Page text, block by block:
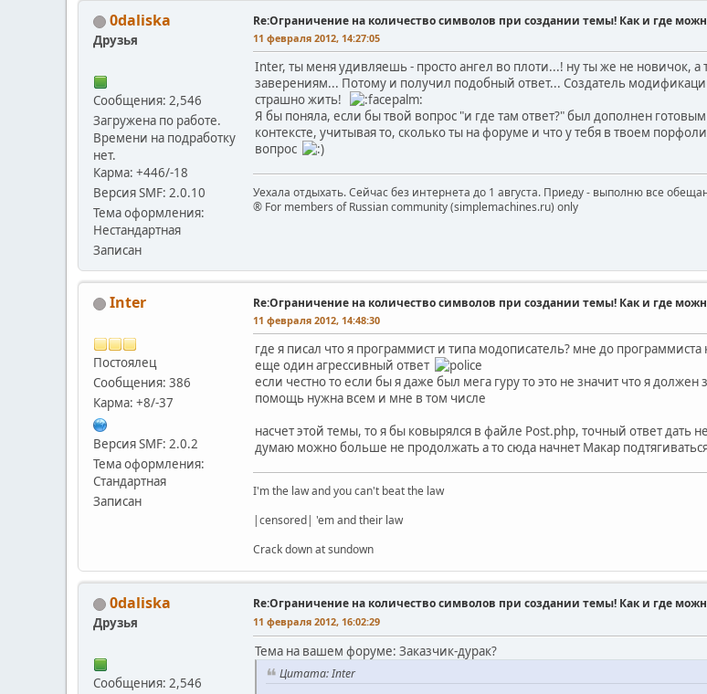
0daliska
Друзья
Сообщения: 2,546
Загружена по работе.
Времени на подработку
нет.
Карма: +446/-18
Версия SMF: 2.0.10
Тема оформления:
Нестандартная
Записан
Re:Ограничение на количество символов при создании темы! Как и где
11 февраля 2012, 14:27:05
Inter, ты меня удивляешь - просто ангел во плоти...! ну ты же не новичок,
заверениям... Потому и получил подобный ответ... Создатель
страшно жить!
Я бы поняла, если бы твой вопрос "и где там ответ?" был дополнен
контексте, учитывая то, сколько ты на форуме и что у тебя в твоем
вопрос
Уехала отдыхать. Сейчас без интернета до 1 августа. Приеду - выполню все
® For members of Russian community (simplemachines.ru) only
Inter
Постоялец
Сообщения: 386
Карма: +8/-37
Версия SMF: 2.0.2
Тема оформления:
Стандартная
Записан
Re:Ограничение на количество символов при создании темы! Как и где
11 февраля 2012, 14:48:30
где я писал что я программист и типа модописатель? мне до
еще один агрессивный ответ
если честно то если бы я даже был мега гуру то это не значит что я должен
помощь нужна всем и мне в том числе
насчет этой темы, то я бы ковырялся в файле Post.php, точный ответ дать
думаю можно больше не продолжать а то сюда начнет Макар
I'm the law and you can't beat the law
|censored| 'em and their law
Crack down at sundown
0daliska
Друзья
Сообщения: 2,546
Re:Ограничение на количество символов при создании темы! Как и где
11 февраля 2012, 16:02:29
Тема на вашем форуме: Заказчик-дурак?
Цитата: Inter